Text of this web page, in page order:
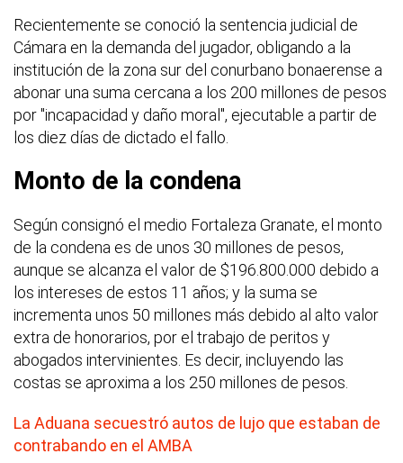
Recientemente se conoció la sentencia judicial de
Cámara en la demanda del jugador, obligando a la
institución de la zona sur del conurbano bonaerense a
abonar una suma cercana a los 200 millones de pesos
por "incapacidad y daño moral", ejecutable a partir de
los diez días de dictado el fallo.
Monto de la condena
Según consignó el medio Fortaleza Granate, el monto
de la condena es de unos 30 millones de pesos,
aunque se alcanza el valor de $196.800.000 debido a
los intereses de estos 11 años; y la suma se
incrementa unos 50 millones más debido al alto valor
extra de honorarios, por el trabajo de peritos y
abogados intervinientes. Es decir, incluyendo las
costas se aproxima a los 250 millones de pesos.
La Aduana secuestró autos de lujo que estaban de
contrabando en el AMBA